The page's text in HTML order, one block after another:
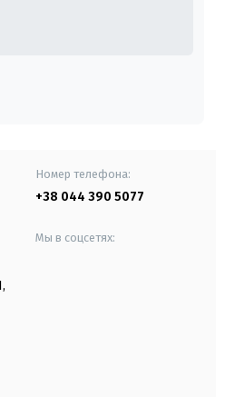
Номер телефона:
+38 044 390 5077
Мы в соцсетях: